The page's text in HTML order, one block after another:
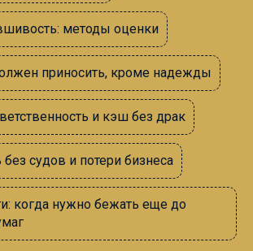
методы оценки
приносить, кроме надежды
и кэш без драк
без судов и потери бизнеса
когда нужно бежать еще до